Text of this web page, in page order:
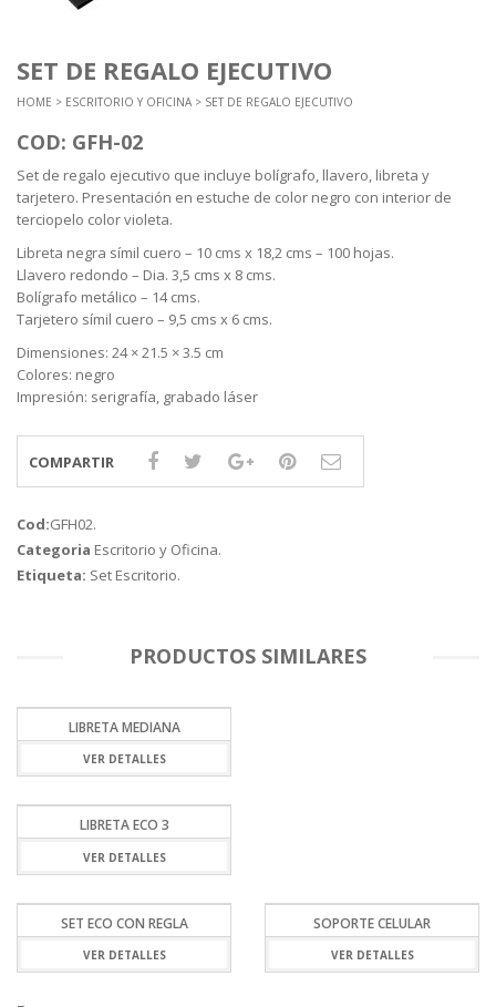
SET DE REGALO EJECUTIVO
HOME > ESCRITORIO Y OFICINA > SET DE REGALO EJECUTIVO
COD: GFH-02
Set de regalo ejecutivo que incluye bolígrafo, llavero, libreta y
tarjetero. Presentación en estuche de color negro con interior de
terciopelo color violeta.
Libreta negra símil cuero – 10 cms x 18,2 cms – 100 hojas.
Llavero redondo – Dia. 3,5 cms x 8 cms.
Bolígrafo metálico – 14 cms.
Tarjetero símil cuero – 9,5 cms x 6 cms.
Dimensiones: 24 × 21.5 × 3.5 cm
Colores: negro
Impresión: serigrafía, grabado láser
COMPARTIR
Cod:GFH02.
Categoria Escritorio y Oficina.
Etiqueta: Set Escritorio.
PRODUCTOS SIMILARES
LIBRETA MEDIANA
VER DETALLES
LIBRETA ECO 3
VER DETALLES
SET ECO CON REGLA
VER DETALLES
SOPORTE CELULAR
VER DETALLES